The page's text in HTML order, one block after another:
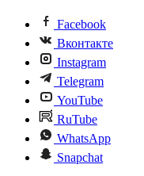
Facebook
Вконтакте
Instagram
Telegram
YouTube
RuTube
WhatsApp
Snapchat